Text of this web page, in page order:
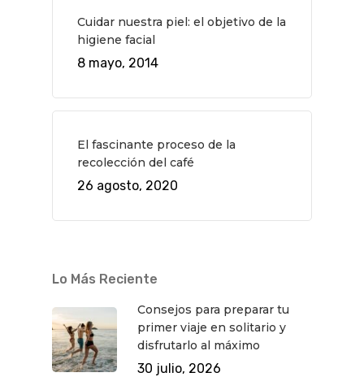
Cuidar nuestra piel: el objetivo de la
higiene facial
8 mayo, 2014
El fascinante proceso de la
recolección del café
26 agosto, 2020
Lo Más Reciente
Consejos para preparar tu
primer viaje en solitario y
disfrutarlo al máximo
30 julio, 2026